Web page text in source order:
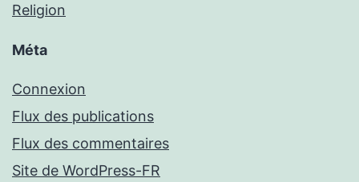
Religion
Méta
Connexion
Flux des publications
Flux des commentaires
Site de WordPress-FR